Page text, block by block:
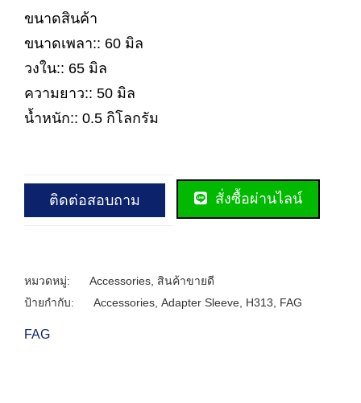
ขนาดสินค้า
ขนาดเพลา:: 60 มิล
วงใน:: 65 มิล
ความยาว:: 50 มิล
น้ำหนัก:: 0.5 กิโลกรัม
ติดต่อสอบถาม สั่งซื้อผ่านไลน์
หมวดหมู่: Accessories สินค้าขายดี
ป้ายกำกับ:
Accessories Adapter Sleeve H313 FAG
FAG